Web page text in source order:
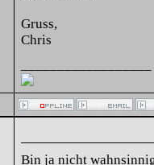
Gruss,
Chris
Bin ja nicht